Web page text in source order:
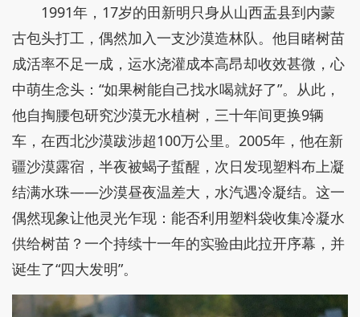
1991年，17岁的田新明只身从山西盂县到内蒙
古包头打工，偶然加入一支沙漠造林队。他目睹树苗
成活率不足一成，运水浇灌成本高昂却收效甚微，心
中萌生念头：“如果树能自己找水喝就好了”。从此，
他自掏腰包研究沙漠无水植树，三十年间更换9辆
车，在西北沙漠跋涉超100万公里。2005年，他在新
疆沙漠露宿，半夜被蝎子蜇醒，次日发现塑料布上凝
结满水珠——沙漠昼夜温差大，水汽遇冷凝结。这一
偶然现象让他灵光乍现：能否利用塑料袋收集冷凝水
供给树苗？一个持续十一年的实验由此拉开序幕，并
诞生了“四大发明”。